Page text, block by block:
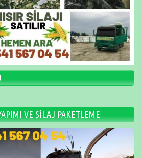
VE SİLAJ PAKETLEME